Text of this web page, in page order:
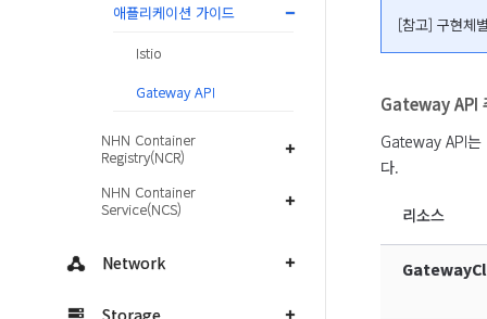
애플리케이션 가이드
Istio
Gateway API
NHN Container
Registry(NCR)
NHN Container
Service(NCS)
Network
Storage
[참고] 구현체
Gateway API
Gateway API는
다.
리소스